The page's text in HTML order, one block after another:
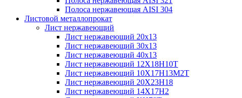
Полоса нержавеющая AISI 304
Листовой металлопрокат
Лист нержавеющий
Лист нержавеющий 20х13
Лист нержавеющий 30х13
Лист нержавеющий 40х13
Лист нержавеющий 12Х18Н10Т
Лист нержавеющий 10Х17Н13М2T
Лист нержавеющий 20Х23Н18
Лист нержавеющий 14Х17Н2